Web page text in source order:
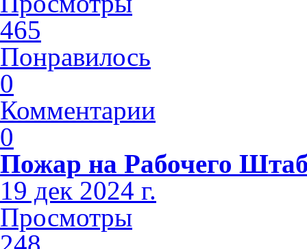
465
Понравилось
0
Комментарии
0
Пожар на Рабочего
19 дек 2024 г.
Просмотры